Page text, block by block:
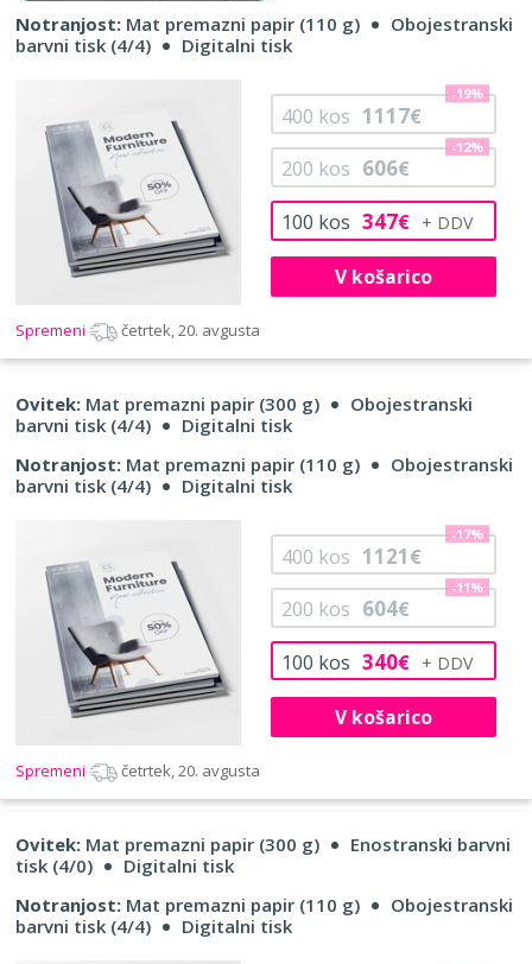
Notranjost: Mat premazni papir (110 g)
Obojestranski
barvni tisk (4/4)
Digitalni tisk
100 kos 347€
200 kos 606€
-12%
400 kos 1117€
-19%
V košarico
Spremeni četrtek, 20. avgusta
Ovitek: Mat premazni papir (300 g)
Obojestranski
barvni tisk (4/4)
Digitalni tisk
Notranjost: Mat premazni papir (110 g)
Obojestranski
barvni tisk (4/4)
Digitalni tisk
100 kos 340€
200 kos 604€
-11%
400 kos 1121€
-17%
V košarico
Spremeni četrtek, 20. avgusta
Ovitek: Mat premazni papir (300 g)
Enostranski barvni
tisk (4/0)
Digitalni tisk
Notranjost: Mat premazni papir (110 g)
Obojestranski
barvni tisk (4/4)
Digitalni tisk